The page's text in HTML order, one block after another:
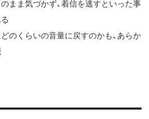
まま気づかず、着信を逃すといった事
のくらいの音量に戻すのかも、あらか